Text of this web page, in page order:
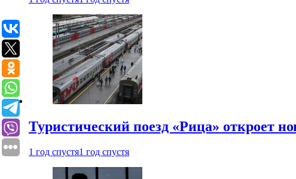
Туристический поезд «Рица» откроет
1 год спустя1 год спустя